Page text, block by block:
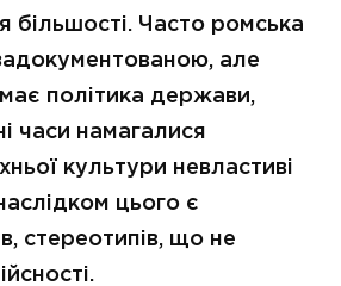
більшості. Часто ромська
але
політика держави,
часи намагалися
культури невластиві
цього є
стереотипів, що не